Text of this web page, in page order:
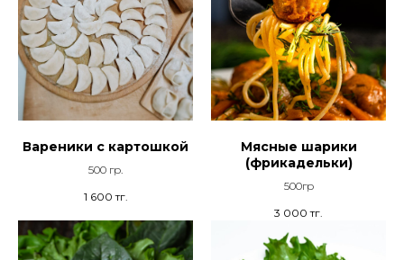
Вареники с картошкой
500 гр.
1 600 тг.
Мясные шарики
(фрикадельки)
500гр
3 000 тг.